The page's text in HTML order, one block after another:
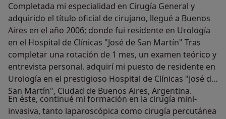
Completada mi especialidad en Cirugía General y
adquirido el título oficial de cirujano, llegué a Buenos
Aires en el año 2006; donde fui residente en Urología
en el Hospital de Clínicas "José de San Martín" Tras
completar una rotación de 1 mes, un examen teórico y
entrevista personal, adquirí mi puesto de residente en
Urología en el prestigioso Hospital de Clínicas "José de
San Martín", Ciudad de Buenos Aires, Argentina.
En éste, continué mi formación en la cirugía mini-
invasiva, tanto laparoscópica como cirugía percutánea